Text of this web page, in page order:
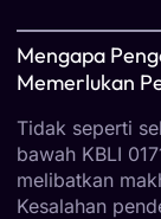
Mengapa
Memerlukan
Tidak seperti
bawah KBLI
melibatkan
Kesalahan